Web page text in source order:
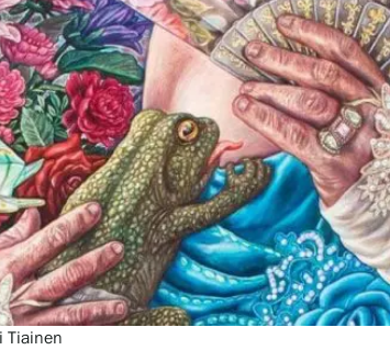
Verkkokauppa
Tiainen